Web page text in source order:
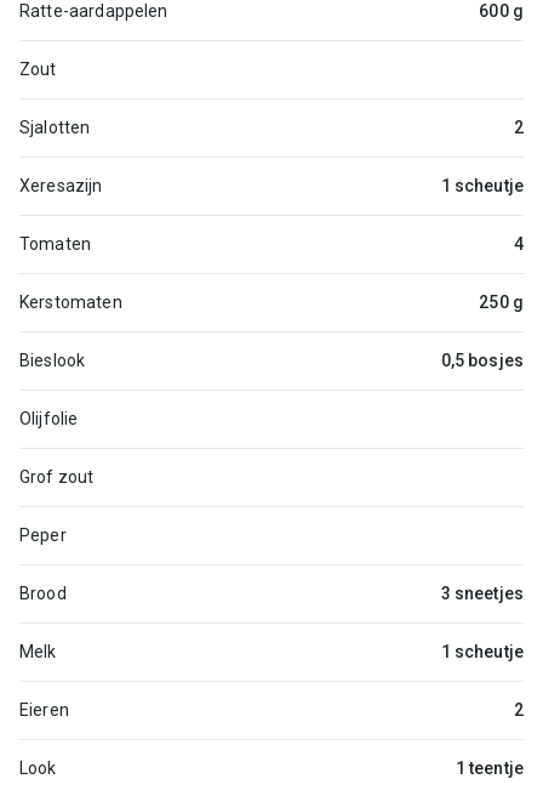
Ratte-aardappelen 600 g
Zout
Sjalotten 2
Xeresazijn 1 scheutje
Tomaten 4
Kerstomaten 250 g
Bieslook 0,5 bosjes
Olijfolie
Grof zout
Peper
Brood 3 sneetjes
Melk 1 scheutje
Eieren 2
Look 1 teentje